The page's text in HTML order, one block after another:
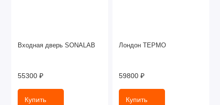
Входная дверь SONALAB
55300 ₽
Купить
Лондон ТЕРМО
59800 ₽
Купить